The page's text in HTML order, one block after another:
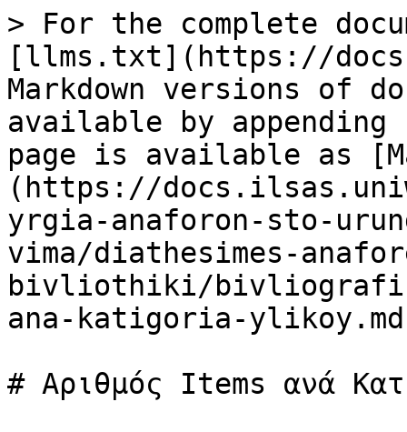
> For the complete
[llms.txt](https://
Markdown versions of
available by
page is available as
(https://
yrgia-anaforon-sto-
vima/diathesimes-
bivliothiki/
ana-katigoria-
# Αριθμός Items ανά